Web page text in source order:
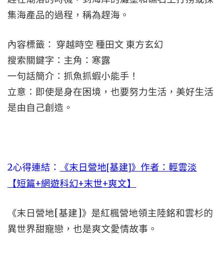
集海產品的過程，稱為趕海。
內容標籤： 穿越時空 種田文 東方玄幻
搜索關鍵字：主角：寒露
一句話簡介：抓魚抓蝦小能手！
立意：即使是身在困境，也要努力生活，美好生活
是由自己創造。
2心得連結：
《末日營地[基建]》作者：輕雲淡
【短篇+網遊科幻+末世+爽文】
《末日營地[基建]》是紅楓營地領主陸銘和雲杉的
異世界甜寵戀，也是爽文愛情故事。